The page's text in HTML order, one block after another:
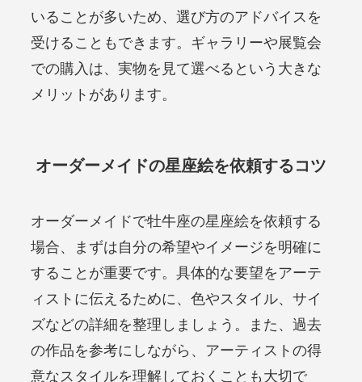
いることが多いため、選び方のアドバイスを
受けることもできます。ギャラリーや展覧会
での購入は、実物を見て選べるという大きな
メリットがあります。
オーダーメイドの星座絵を依頼するコツ
オーダーメイドで牡牛座の星座絵を依頼する
場合、まずは自分の希望やイメージを明確に
することが重要です。具体的な要望をアーテ
ィストに伝えるために、色やスタイル、サイ
ズなどの詳細を整理しましょう。また、過去
の作品を参考にしながら、アーティストの得
意なスタイルを理解しておくことも大切で